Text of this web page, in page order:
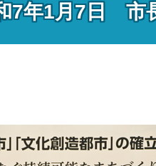
7年1月7日 市